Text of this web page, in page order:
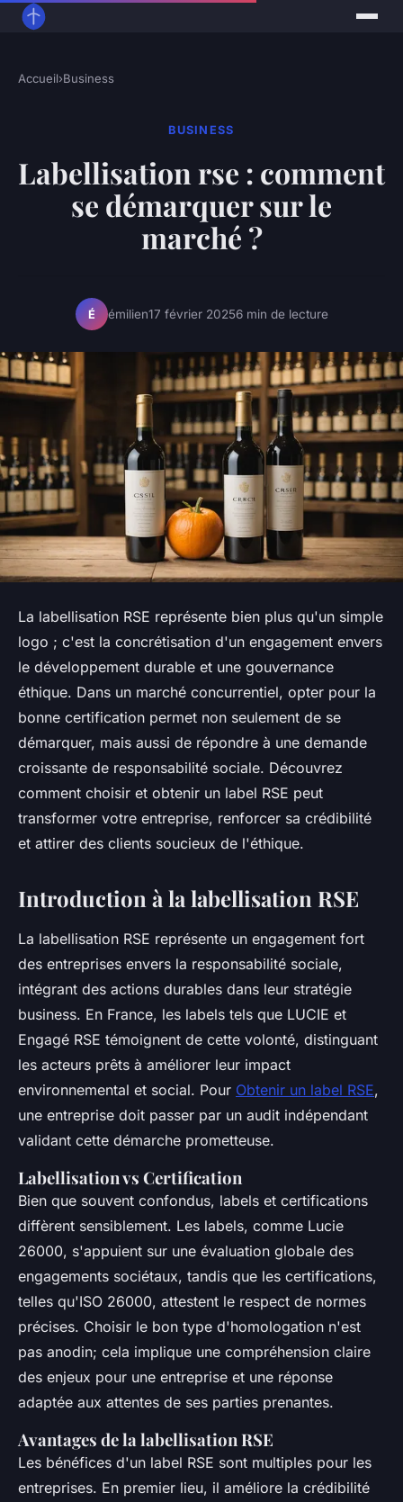
Accueil›Business
BUSINESS
Labellisation rse : comment
se démarquer sur le
marché ?
É émilien17 février 20256 min de lecture
La labellisation RSE représente bien plus qu'un simple
logo ; c'est la concrétisation d'un engagement envers
le développement durable et une gouvernance
éthique. Dans un marché concurrentiel, opter pour la
bonne certification permet non seulement de se
démarquer, mais aussi de répondre à une demande
croissante de responsabilité sociale. Découvrez
comment choisir et obtenir un label RSE peut
transformer votre entreprise, renforcer sa crédibilité
et attirer des clients soucieux de l'éthique.
Introduction à la labellisation RSE
La labellisation RSE représente un engagement fort
des entreprises envers la responsabilité sociale,
intégrant des actions durables dans leur stratégie
business. En France, les labels tels que LUCIE et
Engagé RSE témoignent de cette volonté, distinguant
les acteurs prêts à améliorer leur impact
environnemental et social. Pour Obtenir un label RSE,
une entreprise doit passer par un audit indépendant
validant cette démarche prometteuse.
Labellisation vs Certification
Bien que souvent confondus, labels et certifications
diffèrent sensiblement. Les labels, comme Lucie
26000, s'appuient sur une évaluation globale des
engagements sociétaux, tandis que les certifications,
telles qu'ISO 26000, attestent le respect de normes
précises. Choisir le bon type d'homologation n'est
pas anodin; cela implique une compréhension claire
des enjeux pour une entreprise et une réponse
adaptée aux attentes de ses parties prenantes.
Avantages de la labellisation RSE
Les bénéfices d'un label RSE sont multiples pour les
entreprises. En premier lieu, il améliore la crédibilité